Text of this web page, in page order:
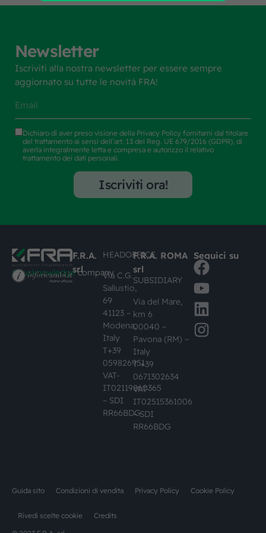
Newsletter
Iscriviti alla nostra newsletter per essere sempre
aggiornato su tutte le novità FRA!
Dichiaro di aver preso visione della Privacy Policy fornitami dal titolare
del trattamento ai sensi dell’art. 13 del Reg. UE 679/2016 (GDPR), di
averla integralmente letta e compresa e autorizzo il relativo
trattamento dei dati personali.
Iscriviti ora!
#busknowledgecompany
F.R.A.
srl
HEADOFFICE
Via C.G.
Sallustio,
69
41123 –
Modena,
Italy
T+39
059826951
VAT-
IT02119860365
– SDI
RR66BDG
F.R.A. ROMA
srl
SUBSIDIARY
Via del Mare,
km 6
00040 –
Pavona (RM) –
Italy
T +39
0671302634
VAT-
IT02515361006
– SDI
RR66BDG
Seguici su
Guida sito Condizioni di vendita Privacy Policy Cookie Policy
Rivedi scelte cookie Credits